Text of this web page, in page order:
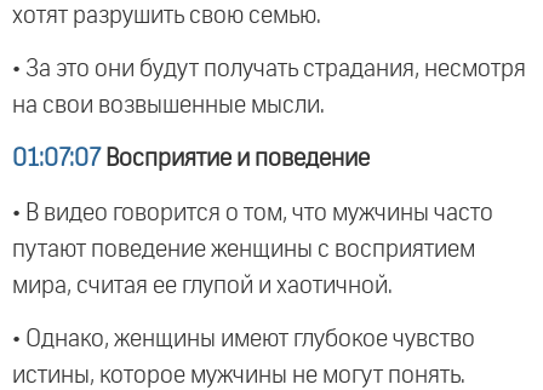
хотят разрушить свою семью.
• За это они будут получать страдания, несмотря
на свои возвышенные мысли.
01:07:07 Восприятие и поведение
• В видео говорится о том, что мужчины часто
путают поведение женщины с восприятием
мира, считая ее глупой и хаотичной.
• Однако, женщины имеют глубокое чувство
истины, которое мужчины не могут понять.